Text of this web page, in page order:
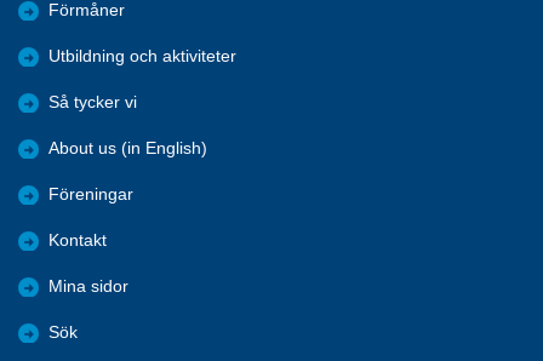
Förmåner
Utbildning och aktiviteter
Så tycker vi
About us (in English)
Föreningar
Kontakt
Mina sidor
Sök